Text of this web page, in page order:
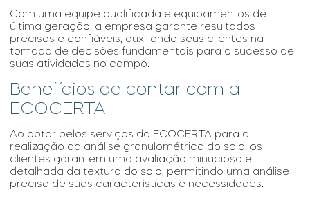
Com uma equipe qualificada e equipamentos de
última geração, a empresa garante resultados
precisos e confiáveis, auxiliando seus clientes na
tomada de decisões fundamentais para o sucesso de
suas atividades no campo.
Benefícios de contar com a
ECOCERTA
Ao optar pelos serviços da ECOCERTA para a
realização da análise granulométrica do solo, os
clientes garantem uma avaliação minuciosa e
detalhada da textura do solo, permitindo uma análise
precisa de suas características e necessidades.